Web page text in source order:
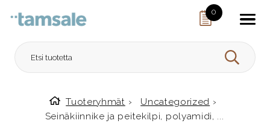
0
HAE
Etusivulle
Tuoteryhmät › Uncategorized ›
Seinäkiinnike ja peitekilpi, polyamidi, ...